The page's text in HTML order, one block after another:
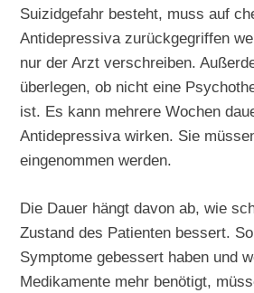
Suizidgefahr besteht, muss auf
Antidepressiva zurückgegriffen
nur der Arzt verschreiben.
überlegen, ob nicht eine
ist. Es kann mehrere Wochen
Antidepressiva wirken. Sie
eingenommen werden.
Die Dauer hängt davon ab, wie
Zustand des Patienten bessert.
Symptome gebessert haben und
Medikamente mehr benötigt,